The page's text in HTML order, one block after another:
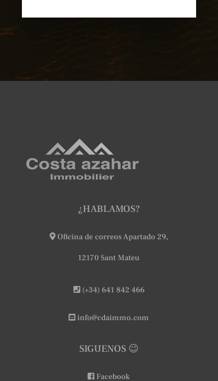
¿HABLAMOS?
Oficina de correos Apartado 29,
12170 Sant Mateu
(+34) 641 842 466
info@cdaimmo.com
SIGUENOS 😉
Facebook